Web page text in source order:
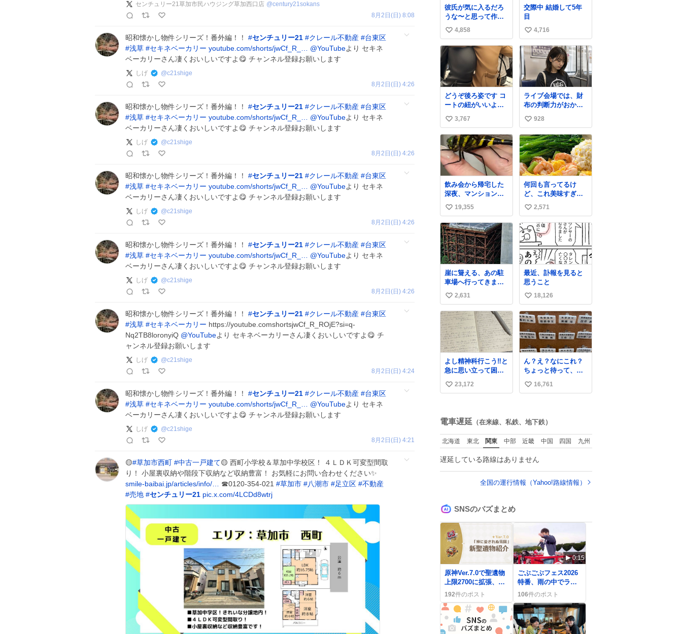
センチュリー21草加市民ハウジング草加西口店 @century21sokans
8月2日(日) 8:08
昭和懐かし物件シリーズ！番外編！！ #センチュリー21 #クレール不動産 #台東区
#浅草 #セキネベーカリー youtube.com/shorts/jwCf_R_… @YouTubeより セキネ
ベーカリーさん凄くおいしいですよ😋 チャンネル登録お願いします
しげ @c21shige
8月2日(日) 4:26
昭和懐かし物件シリーズ！番外編！！ #センチュリー21 #クレール不動産 #台東区
#浅草 #セキネベーカリー youtube.com/shorts/jwCf_R_… @YouTubeより セキネ
ベーカリーさん凄くおいしいですよ😋 チャンネル登録お願いします
しげ @c21shige
8月2日(日) 4:26
昭和懐かし物件シリーズ！番外編！！ #センチュリー21 #クレール不動産 #台東区
#浅草 #セキネベーカリー youtube.com/shorts/jwCf_R_… @YouTubeより セキネ
ベーカリーさん凄くおいしいですよ😋 チャンネル登録お願いします
しげ @c21shige
8月2日(日) 4:26
昭和懐かし物件シリーズ！番外編！！ #センチュリー21 #クレール不動産 #台東区
#浅草 #セキネベーカリー youtube.com/shorts/jwCf_R_… @YouTubeより セキネ
ベーカリーさん凄くおいしいですよ😋 チャンネル登録お願いします
しげ @c21shige
8月2日(日) 4:26
昭和懐かし物件シリーズ！番外編！！ #センチュリー21 #クレール不動産 #台東区
#浅草 #セキネベーカリー https://youtube.comshortsjwCf_R_ROjE?si=q-
Nq2TB8loronyiQ @YouTubeより セキネベーカリーさん凄くおいしいですよ😋 チ
ャンネル登録お願いします
しげ @c21shige
8月2日(日) 4:24
昭和懐かし物件シリーズ！番外編！！ #センチュリー21 #クレール不動産 #台東区
#浅草 #セキネベーカリー youtube.com/shorts/jwCf_R_… @YouTubeより セキネ
ベーカリーさん凄くおいしいですよ😋 チャンネル登録お願いします
しげ @c21shige
8月2日(日) 4:21
🟡#草加市西町 #中古一戸建て🟡 西町小学校＆草加中学校区！ ４ＬＤＫ可変型間取
り！ 小屋裏収納や階段下収納など収納豊富！ お気軽にお問い合わせください✨
smile-baibai.jp/articles/info/…
☎0120-354-021 #草加市 #八潮市 #足立区 #不動産
#売地 #センチュリー21 pic.x.com/4LCDd8wtrj
彼氏が気に入るだろ
うな〜と思って作っ
たら想像の何倍も美
味しい美味しい言っ
てくれて嬉しい
い
い
数
4,858
交際中 結婚して5年
目
い
い
ね
数
4,716
どうぞ後ろ姿です コ
ートの紐がいいよ
ね…そして腰が細い
い
い
ね
数
3,767
ライブ会場では、財
布の判断力がおかし
くなる。
い
い
ね
数
928
飲み会から帰宅した
深夜、マンションの
廊下にいらっしゃっ
たオニヤンマ様 まさ
かこんな都会でお会
いできるなんて思っ
ておらず大興奮して
おります かっこよす
ぎる 指を差し伸べる
と乗ってきてくれた
のでひとまず一緒に
帰宅しましたが、飛
ばないということは
弱っていらっしゃる
のでしょうか…素敵
すぎる
い
い
ね
数
19,355
何回も言ってるけ
ど、これ美味すぎん
の！！！低カロリー
で満足感エグいから
一生食べてる😭
い
い
ね
数
2,571
崖に聳える、あの駐
車場へ行ってきまし
た。
い
い
ね
数
2,631
最近、訃報を見ると
思うこと
い
い
ね
数
18,126
よし精神科行こう‼️と
急に思い立って困っ
てること書き出して
たらペン止まらなく
い
数
23,172
ん？え？なにこれ？
ちょっと待って、聞
いてない これは販売
されているのもです
い
数
16,761
電車遅延 （在来線、私鉄、地下鉄）
北海道 東北 関東 中部 近畿 中国 四国 九州
遅延している路線はありません
全国の運行情報（Yahoo!路線情報）
SNSのバズまとめ
原神Ver.7.0で聖遺物
上限2700に拡張、ユ
ーザーの期待と喜び
が広がる
192件のポスト
0:15
ごぶごぶフェス2026
特番、雨の中でライ
ブが続く様子に「泣
ける」感想続出
106件のポスト